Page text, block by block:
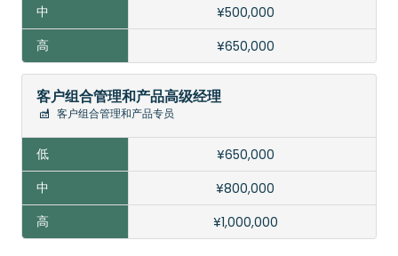
¥500,000
¥650,000
客户组合管理和产品高级经理
客户组合管理和产品专员
¥650,000
¥800,000
¥1,000,000